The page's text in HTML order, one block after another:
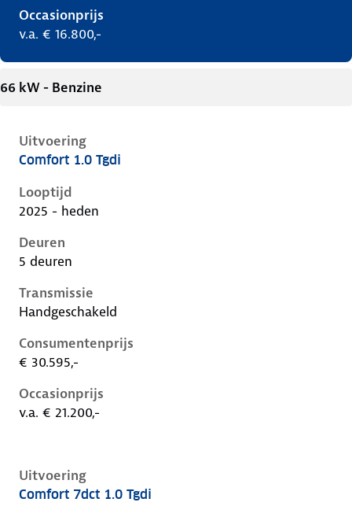
Occasionprijs
v.a. € 16.800,-
66 kW - Benzine
Uitvoering
Hyundai I20 iii-1e-facelift, 1.0 tgdi, 66 kW, Benzine, 5
Comfort 1.0 Tgdi
Looptijd
2025 - heden
Deuren
5 deuren
Transmissie
Handgeschakeld
Consumentenprijs
€ 30.595,-
Occasionprijs
v.a. € 21.200,-
Uitvoering
Hyundai I20 iii-1e-facelift, 1.0 tgdi, 66 kW, Benzine, 5
Comfort 7dct 1.0 Tgdi